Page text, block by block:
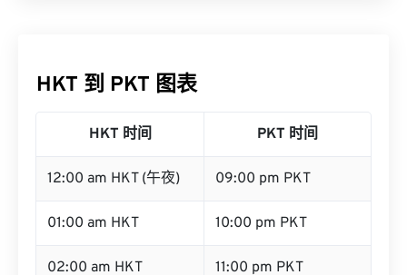
HKT 到 PKT 图表
HKT 时间 PKT 时间
12:00 am HKT (午夜) 09:00 pm PKT
01:00 am HKT 10:00 pm PKT
02:00 am HKT 11:00 pm PKT